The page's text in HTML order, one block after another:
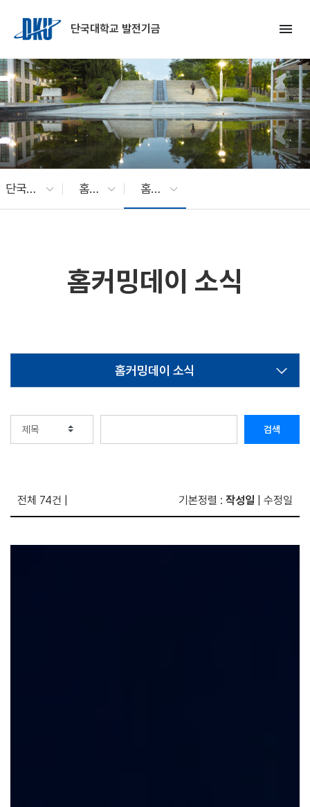
단국대학교 발전기금
menu
단국소식 홈커밍데이 홈커밍데이 소식
홈커밍데이 소식
홈커밍데이 소식
검색
전체 74건 기본정렬 : 작성일 수정일